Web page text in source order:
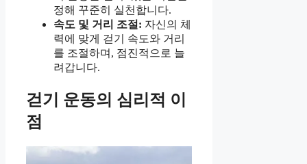
정해 꾸준히 실천합니다.
속도 및 거리 조절: 자신의 체
력에 맞게 걷기 속도와 거리
를 조절하며, 점진적으로 늘
려갑니다.
걷기 운동의 심리적 이
점